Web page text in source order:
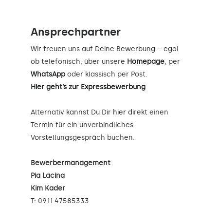
Ansprechpartner
Wir freuen uns auf Deine Bewerbung – egal
ob telefonisch, über unsere Homepage, per
WhatsApp oder klassisch per Post.
Hier geht’s zur Expressbewerbung
Alternativ kannst Du Dir hier direkt einen
Termin für ein unverbindliches
Vorstellungsgespräch buchen.
Bewerbermanagement
Pia Lacina
Kim Kader
T: 0911 47585333